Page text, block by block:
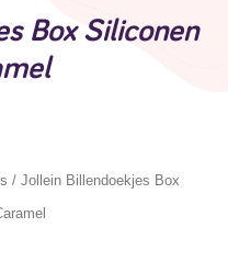
Box Siliconen
/ Jollein Billendoekjes Box